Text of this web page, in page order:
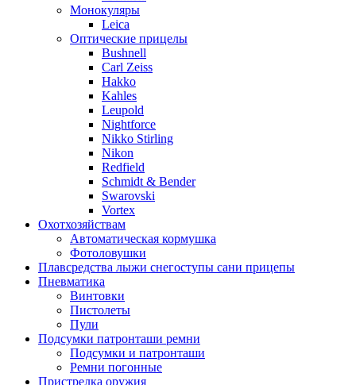
Монокуляры
Leica
Оптические прицелы
Bushnell
Carl Zeiss
Hakko
Kahles
Leupold
Nightforce
Nikko Stirling
Nikon
Redfield
Schmidt & Bender
Swarovski
Vortex
Охотхозяйствам
Автоматическая кормушка
Фотоловушки
Плавсредства лыжи снегоступы сани прицепы
Пневматика
Винтовки
Пистолеты
Пули
Подсумки патронташи ремни
Подсумки и патронташи
Ремни погонные
Пристрелка оружия